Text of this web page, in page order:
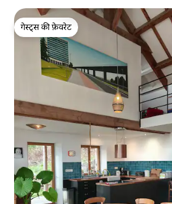
गेस्ट्स की फ़ेवरेट
गेस्ट्स की फ़ेवरेट